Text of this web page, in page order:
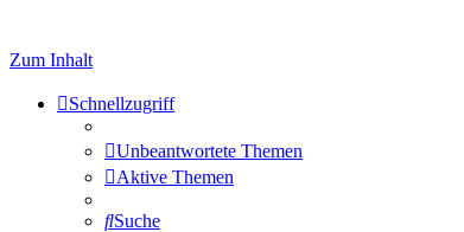
Zum Inhalt
Schnellzugriff
Unbeantwortete Themen
Aktive Themen
Suche